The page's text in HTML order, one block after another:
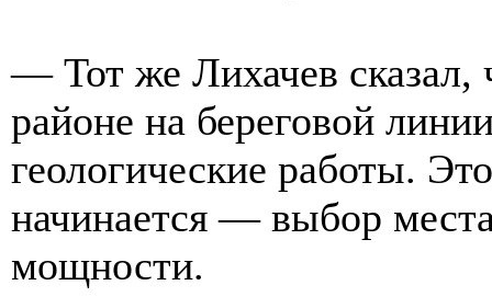
— Тот же Лихачев сказал,
районе на береговой
геологические работы.
начинается — выбор
мощности.